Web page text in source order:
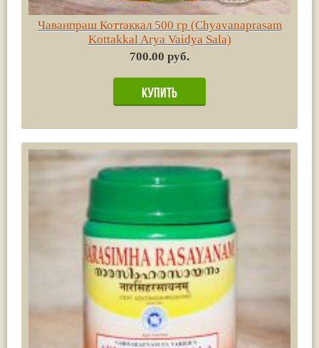
Чаванпраш Коттаккал 500 гр (Chyavanaprasam
Kottakkal Arya Vaidya Sala)
700.00 руб.